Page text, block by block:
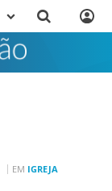
EM IGREJA